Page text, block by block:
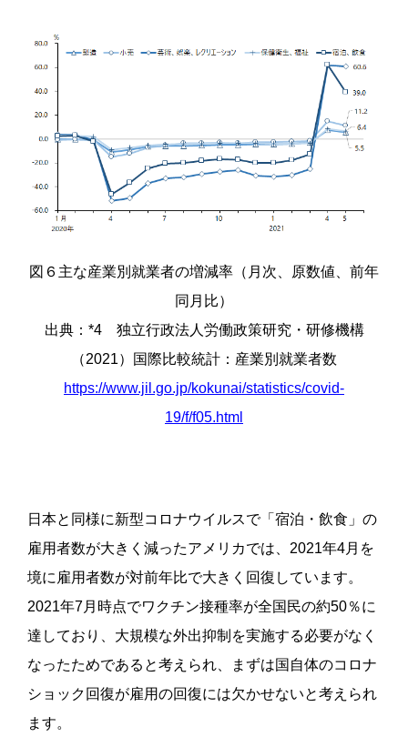
図６主な産業別就業者の増減率（月次、原数値、前年
同月比）
出典：*4 独立行政法人労働政策研究・研修機構
（2021）国際比較統計：産業別就業者数
https://www.jil.go.jp/kokunai/statistics/covid-
19/f/f05.html
日本と同様に新型コロナウイルスで「宿泊・飲食」の
雇用者数が大きく減ったアメリカでは、2021年4月を
境に雇用者数が対前年比で大きく回復しています。
2021年7月時点でワクチン接種率が全国民の約50％に
達しており、大規模な外出抑制を実施する必要がなく
なったためであると考えられ、まずは国自体のコロナ
ショック回復が雇用の回復には欠かせないと考えられ
ます。